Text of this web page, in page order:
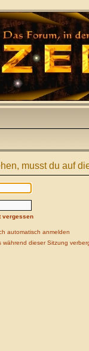
musst du auf
vergessen
automatisch anmelden
während dieser Sitzung